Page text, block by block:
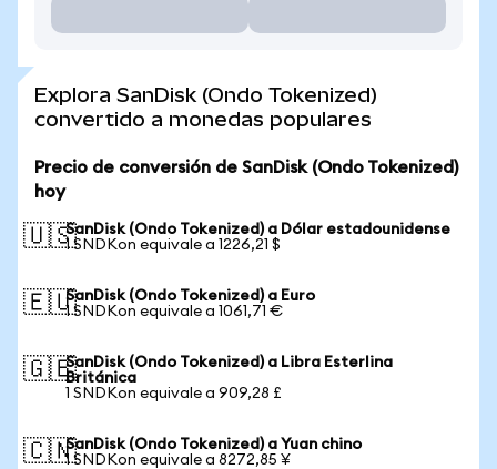
Explora SanDisk (Ondo Tokenized)
convertido a monedas populares
Precio de conversión de SanDisk (Ondo Tokenized)
hoy
🇺🇸SanDisk (Ondo Tokenized) a Dólar estadounidense
1 SNDKon equivale a 1226,21 $
🇪🇺SanDisk (Ondo Tokenized) a Euro
1 SNDKon equivale a 1061,71 €
🇬🇧SanDisk (Ondo Tokenized) a Libra Esterlina
Británica
1 SNDKon equivale a 909,28 £
🇨🇳SanDisk (Ondo Tokenized) a Yuan chino
1 SNDKon equivale a 8272,85 ¥